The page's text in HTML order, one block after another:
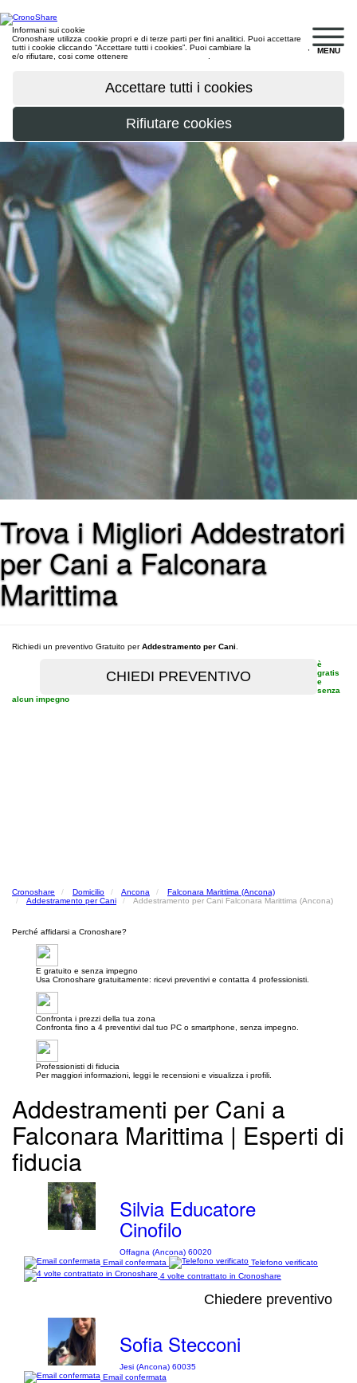
MENU
Informani sui cookie
Cronoshare utilizza cookie propri e di terze parti per fini analitici. Puoi accettare
tutti i cookie cliccando “Accettare tutti i cookies”. Puoi cambiare la
e/o rifiutare, cosi come ottenere
Trova i Migliori Addestratori
per Cani a Falconara
Marittima
Richiedi un preventivo Gratuito perAddestramento per Cani
è
gratis
e
senza
alcun impegno
Cronoshare Domicilio Ancona
Falconara Marittima (Ancona)
Addestramento per Cani
Addestramento per Cani Falconara Marittima (Ancona)
Perché affidarsi a Cronoshare?
E gratuito e senza impegno
Usa Cronoshare gratuitamente: ricevi preventivi e contatta 4 professionisti.
Confronta i prezzi della tua zona
Confronta fino a 4 preventivi dal tuo PC o smartphone, senza impegno.
Professionisti di fiducia
Per maggiori informazioni, leggi le recensioni e visualizza i profili.
Addestramenti per Cani a
Falconara Marittima | Esperti di
fiducia
Silvia Educatore
Cinofilo
Offagna (Ancona) 60020
Email confermata
Telefono verificato
4 volte contrattato in Cronoshare
Chiedere preventivo
Sofia Stecconi
Jesi (Ancona) 60035
Email confermata